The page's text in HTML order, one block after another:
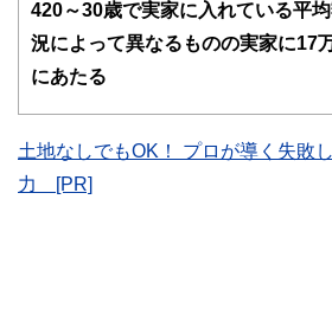
護士、税理士、宅地建物取引士
ドバイザー、DCプランナー、公
士、行政書士、投資アナリスト、
をわかりやすく発信している点で
このように編集経験豊富なメン
420～30歳で実家に入れている平
況によって異なるものの実家に17
にあたる
土地なしでもOK！ プロが導く失敗
力 [PR]